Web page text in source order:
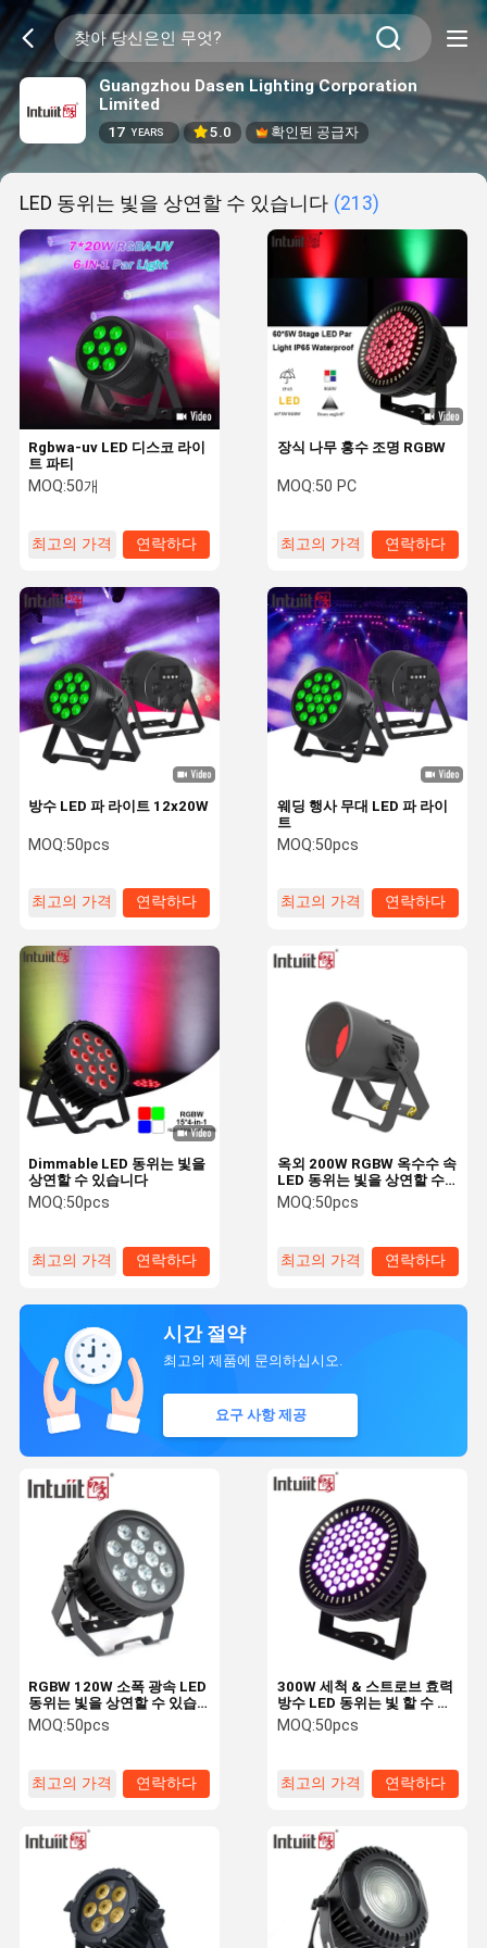
Guangzhou Dasen Lighting Corporation
Limited
17 YEARS 5.0 확인된 공급자
LED 동위는 빛을 상연할 수 있습니다 (213)
Rgbwa-uv LED 디스코 라이
트 파티
MOQ:50개
최고의 가격 연락하다
장식 나무 홍수 조명 RGBW
MOQ:50 PC
최고의 가격 연락하다
방수 LED 파 라이트 12x20W
MOQ:50pcs
최고의 가격 연락하다
웨딩 행사 무대 LED 파 라이
트
MOQ:50pcs
최고의 가격 연락하다
Dimmable LED 동위는 빛을
상연할 수 있습니다
MOQ:50pcs
최고의 가격 연락하다
옥외 200W RGBW 옥수수 속
LED 동위는 빛을 상연할 수
있습니다
MOQ:50pcs
최고의 가격 연락하다
시간 절약
최고의 제품에 문의하십시오.
요구 사항 제공
300W 세척 & 스트로브 효력
방수 LED 동위는 빛 할 수 있
습니다
MOQ:50pcs
최고의 가격 연락하다
RGBW 120W 소폭 광속 LED
동위는 빛을 상연할 수 있습
니다
MOQ:50pcs
최고의 가격 연락하다